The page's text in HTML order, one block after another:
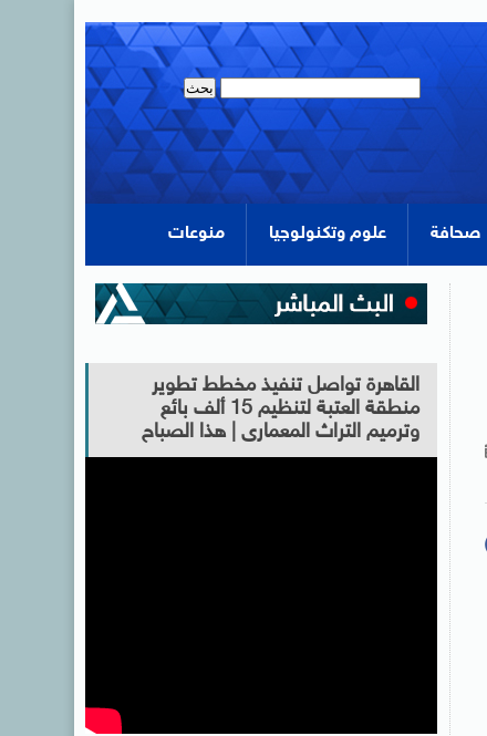
صحافة علوم وتكنولوجيا منوعات
القاهرة تواصل تنفيذ مخطط تطوير
منطقة العتبة لتنظيم 15 ألف بائع
وترميم التراث المعمارى | هذا الصباح